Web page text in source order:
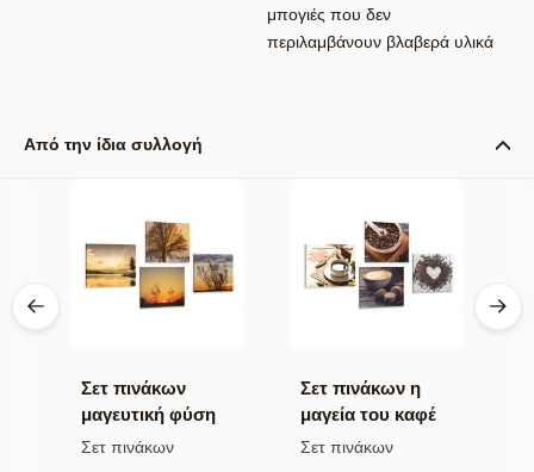
μπογιές που δεν
περιλαμβάνουν βλαβερά υλικά
Από την ίδια συλλογή
Σετ πινάκων
μαγευτική φύση
Σετ πινάκων
Σετ πινάκων η
μαγεία του καφέ
Σετ πινάκων